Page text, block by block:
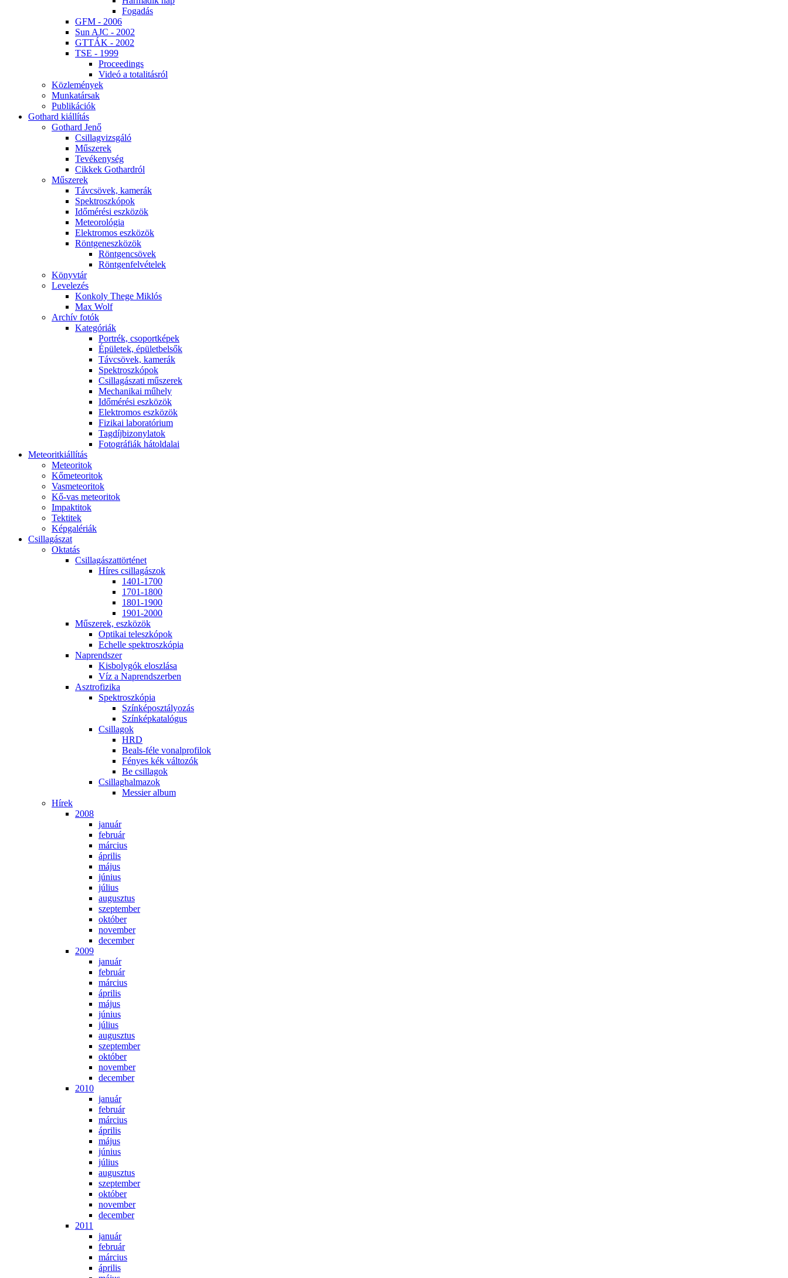
Fo­ga­dás
GFM - 2006
Sun AJC - 2002
GT­TÁK - 2002
TSE - 1999
Pro­ce­e­dings
Vi­deó a to­ta­li­tás­ról
Köz­le­mé­nyek
Mun­ka­tár­sak
Pub­li­ká­ci­ók
Got­hard ki­ál­lí­tás
Got­hard Je­nő
Csil­lag­vizs­gá­ló
Mű­sze­rek
Te­vé­keny­ség
Cik­kek Got­hard­ról
Mű­sze­rek
Táv­csö­vek, ka­me­rák
Spekt­rosz­kó­pok
Idő­mé­ré­si esz­kö­zök
Me­te­o­ro­ló­gia
Elekt­ro­mos esz­kö­zök
Rönt­gen­esz­kö­zök
Rönt­gen­csö­vek
Rönt­gen­fel­vé­te­lek
Könyv­tár
Le­ve­le­zés
Kon­koly The­ge Mik­lós
Max Wolf
Ar­chív fo­tók
Ka­te­gó­ri­ák
Port­rék, cso­port­ké­pek
Épü­le­tek, épü­let­bel­sők
Táv­csö­vek, ka­me­rák
Spekt­rosz­kó­pok
Csil­la­gá­sza­ti mű­sze­rek
Me­cha­ni­kai mű­hely
Idő­mé­ré­si esz­kö­zök
Elekt­ro­mos esz­kö­zök
Fi­zi­kai la­bo­ra­tó­ri­um
Tag­díj­bi­zony­la­tok
Fo­tog­rá­fi­ák hát­ol­da­lai
Me­te­o­rit­ki­ál­lí­tás
Me­te­o­ri­tok
Kő­me­te­o­ri­tok
Vas­me­te­o­ri­tok
Kő-vas me­te­o­ri­tok
Imp­ak­ti­tok
Tek­ti­tek
Kép­ga­lé­ri­ák
Csil­la­gá­szat
Ok­ta­tás
Csil­la­gá­szat­tör­té­net
Hí­res csil­la­gá­szok
1401-1700
1701-1800
1801-1900
1901-2000
Mű­sze­rek, esz­kö­zök
Op­ti­kai te­lesz­kó­pok
Echel­le spekt­rosz­kó­pia
Nap­rend­szer
Kis­boly­gók el­osz­lá­sa
Víz a Nap­rend­szer­ben
Aszt­ro­fi­zi­ka
Spekt­rosz­kó­pia
Szín­kép­osz­tá­lyo­zás
Szín­kép­ka­ta­ló­gus
Csil­la­gok
HRD
Be­als-fé­le vo­nal­pro­fi­lok
Fé­nyes kék vál­to­zók
Be csil­la­gok
Csil­lag­hal­ma­zok
Mes­si­er al­bum
Hí­rek
2008
ja­nu­ár
feb­ru­ár
már­ci­us
áp­ri­lis
má­jus
jú­ni­us
jú­li­us
au­gusz­tus
szep­tem­ber
ok­tó­ber
no­vem­ber
de­cem­ber
2009
ja­nu­ár
feb­ru­ár
már­ci­us
áp­ri­lis
má­jus
jú­ni­us
jú­li­us
au­gusz­tus
szep­tem­ber
ok­tó­ber
no­vem­ber
de­cem­ber
2010
ja­nu­ár
feb­ru­ár
már­ci­us
áp­ri­lis
má­jus
jú­ni­us
jú­li­us
au­gusz­tus
szep­tem­ber
ok­tó­ber
no­vem­ber
de­cem­ber
2011
ja­nu­ár
feb­ru­ár
már­ci­us
áp­ri­lis